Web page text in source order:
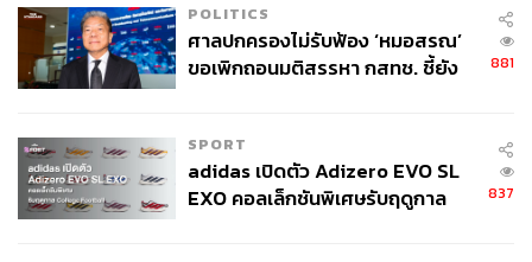
POLITICS
ศาลปกครองไม่รับฟ้อง ‘หมอสรณ’
ขอเพิกถอนมติสรรหา กสทช. ชี้ยัง
881
SPORT
adidas เปิดตัว Adizero EVO SL
EXO คอลเล็กชันพิเศษรับฤดูกาล
837